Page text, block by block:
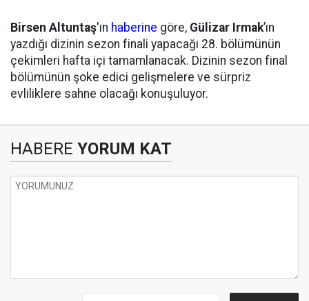
Birsen Altuntaş'ın haberine göre, Gülizar Irmak’ın
yazdığı dizinin sezon finali yapacağı 28. bölümünün
çekimleri hafta içi tamamlanacak. Dizinin sezon final
bölümünün şoke edici gelişmelere ve sürpriz
evliliklere sahne olacağı konuşuluyor.
HABERE YORUM KAT